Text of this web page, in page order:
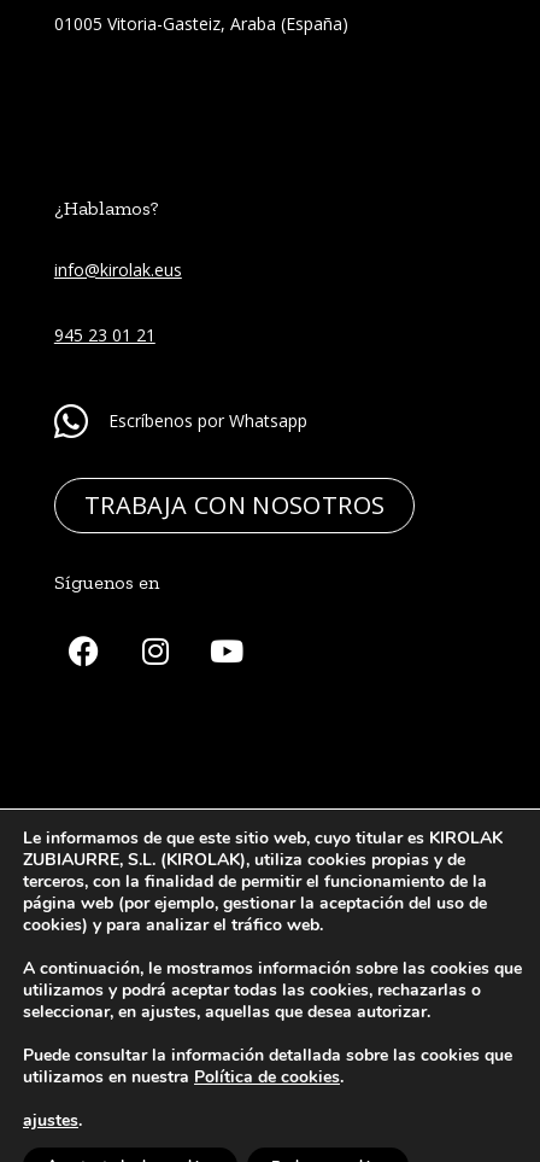
01005 Vitoria-Gasteiz, Araba (España)
¿Hablamos?
info@kirolak.eus
945 23 01 21
Escríbenos por Whatsapp
TRABAJA CON NOSOTROS
Síguenos en
Aviso Legal Política de privacidad Política de cookies
Le informamos de que este sitio web, cuyo titular es KIROLAK
ZUBIAURRE, S.L. (KIROLAK), utiliza cookies propias y de
terceros, con la finalidad de permitir el funcionamiento de la
página web (por ejemplo, gestionar la aceptación del uso de
cookies) y para analizar el tráfico web.
A continuación, le mostramos información sobre las cookies que
utilizamos y podrá aceptar todas las cookies, rechazarlas o
seleccionar, en ajustes, aquellas que desea autorizar.
Puede consultar la información detallada sobre las cookies que
utilizamos en nuestra Política de cookies.
ajustes.